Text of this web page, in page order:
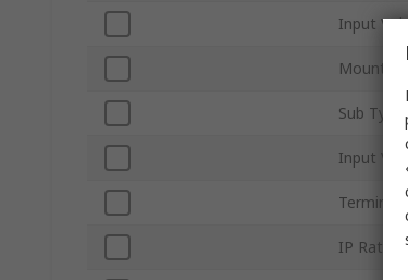
Input
Mount
Sub Type
Input
Terminal
IP Rating